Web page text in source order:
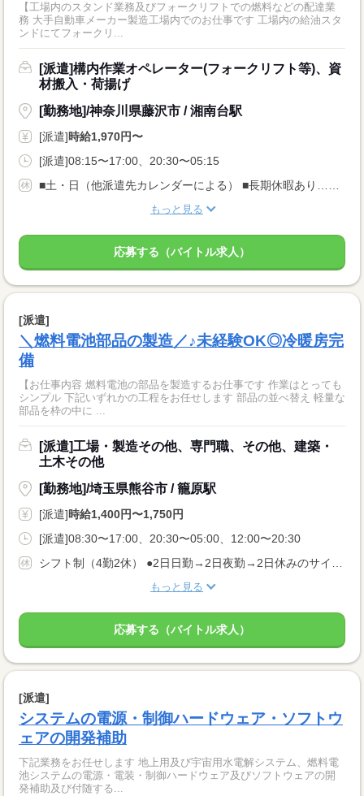
【工場内のスタンド業務及びフォークリフトでの燃料などの配達業
務 大手自動車メーカー製造工場内でのお仕事です 工場内の給油スタ
ンドにてフォークリ...
[派遣]構内作業オペレーター(フォークリフト等)、資
材搬入・荷揚げ
[勤務地]/神奈川県藤沢市 / 湘南台駅
[派遣]時給1,970円〜
[派遣]08:15〜17:00、20:30〜05:15
■土・日（他派遣先カレンダーによる） ■長期休暇あり…GW、夏季、冬季 ■有給休暇
もっと見る
応募する（バイトル求人）
[派遣]
＼燃料電池部品の製造／♪未経験OK◎冷暖房完
備
【お仕事内容 燃料電池の部品を製造するお仕事です 作業はとっても
シンプル 下記いずれかの工程をお任せします 部品の並べ替え 軽量な
部品を枠の中に ...
[派遣]工場・製造その他、専門職、その他、建築・
土木その他
[勤務地]/埼玉県熊谷市 / 籠原駅
[派遣]時給1,400円〜1,750円
[派遣]08:30〜17:00、20:30〜05:00、12:00〜20:30
シフト制（4勤2休） ●2日日勤→2日夜勤→2日休みのサイクル順 ※順番が変わる可能性あり ●GW・夏季・年末年始休暇あり
もっと見る
応募する（バイトル求人）
[派遣]
システムの電源・制御ハードウェア・ソフトウ
ェアの開発補助
下記業務をお任せします 地上用及び宇宙用水電解システム、燃料電
池システムの電源・電装・制御ハードウェア及びソフトウェアの開
発補助及び付随する...